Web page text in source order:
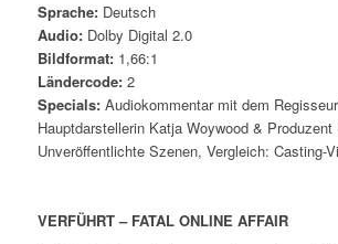
Sprache:Deutsch
Audio:Dolby Digital 2.0
Bildformat:1,66:1
Ländercode:2
Specials:Audiokommentar mit dem
Hauptdarstellerin Katja Woywood & Produzent
Unveröffentlichte Szenen, Vergleich: Casting-
VERFÜHRT – FATAL ONLINE AFFAIR